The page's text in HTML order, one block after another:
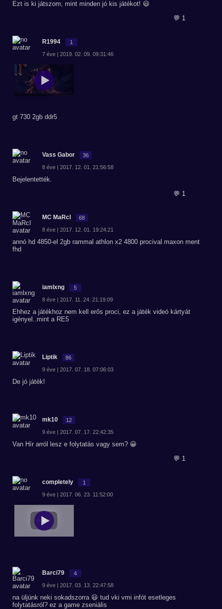
Ezt is ki játszom, mint minden jó kis játékot! 😃
💬 1
R1994 1
7 éve | 2019. 02. 09. 09:31:46
gt 730 2gb ddr5
Vass Gabor 36
8 éve | 2017. 12. 01. 21:56:58
Bejelentették.
💬 1
MC MaRcI 68
8 éve | 2017. 12. 01. 19:24:21
annó hd 4850-el 2gb rammal athlon x2 4800 procival maxon ment
fhd
iamlxng 5
8 éve | 2017. 11. 24. 21:19:09
Ehhez a játékhoz nem kell erős proci, ez a játék videó kártyát
igényel..mint a RE5
Liptik 86
9 éve | 2017. 07. 18. 07:06:03
De jó játék!
mk10 12
9 éve | 2017. 07. 17. 22:42:35
Van Hír arról lesz e folytatás vagy sem? 😀
💬 1
completely 1
9 éve | 2017. 06. 23. 11:52:00
Barci79 4
9 éve | 2017. 03. 13. 22:47:58
na üljünk neki sokadszorra 😃 tud vki vmi infót esetleges
folytatásról? ez a game zseniális